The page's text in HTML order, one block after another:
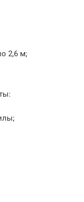
2,6 м;